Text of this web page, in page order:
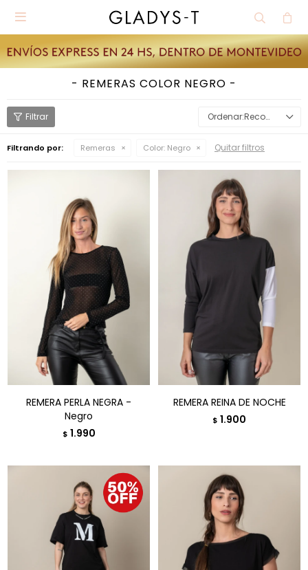

REMERAS COLOR NEGRO
Recomendados
Filtrando por: Remeras Color: Negro Quitar filtros
REMERA PERLA NEGRA -
Negro
$ 1.990
REMERA REINA DE NOCHE
$ 1.900